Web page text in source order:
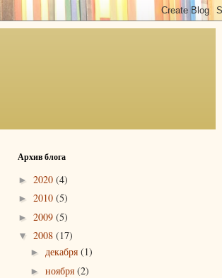
Архив блога
► 2020 (4)
► 2010 (5)
► 2009 (5)
▼ 2008 (17)
► декабря (1)
► ноября (2)